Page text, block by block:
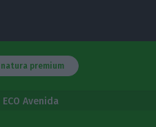
premium
ECO Avenida